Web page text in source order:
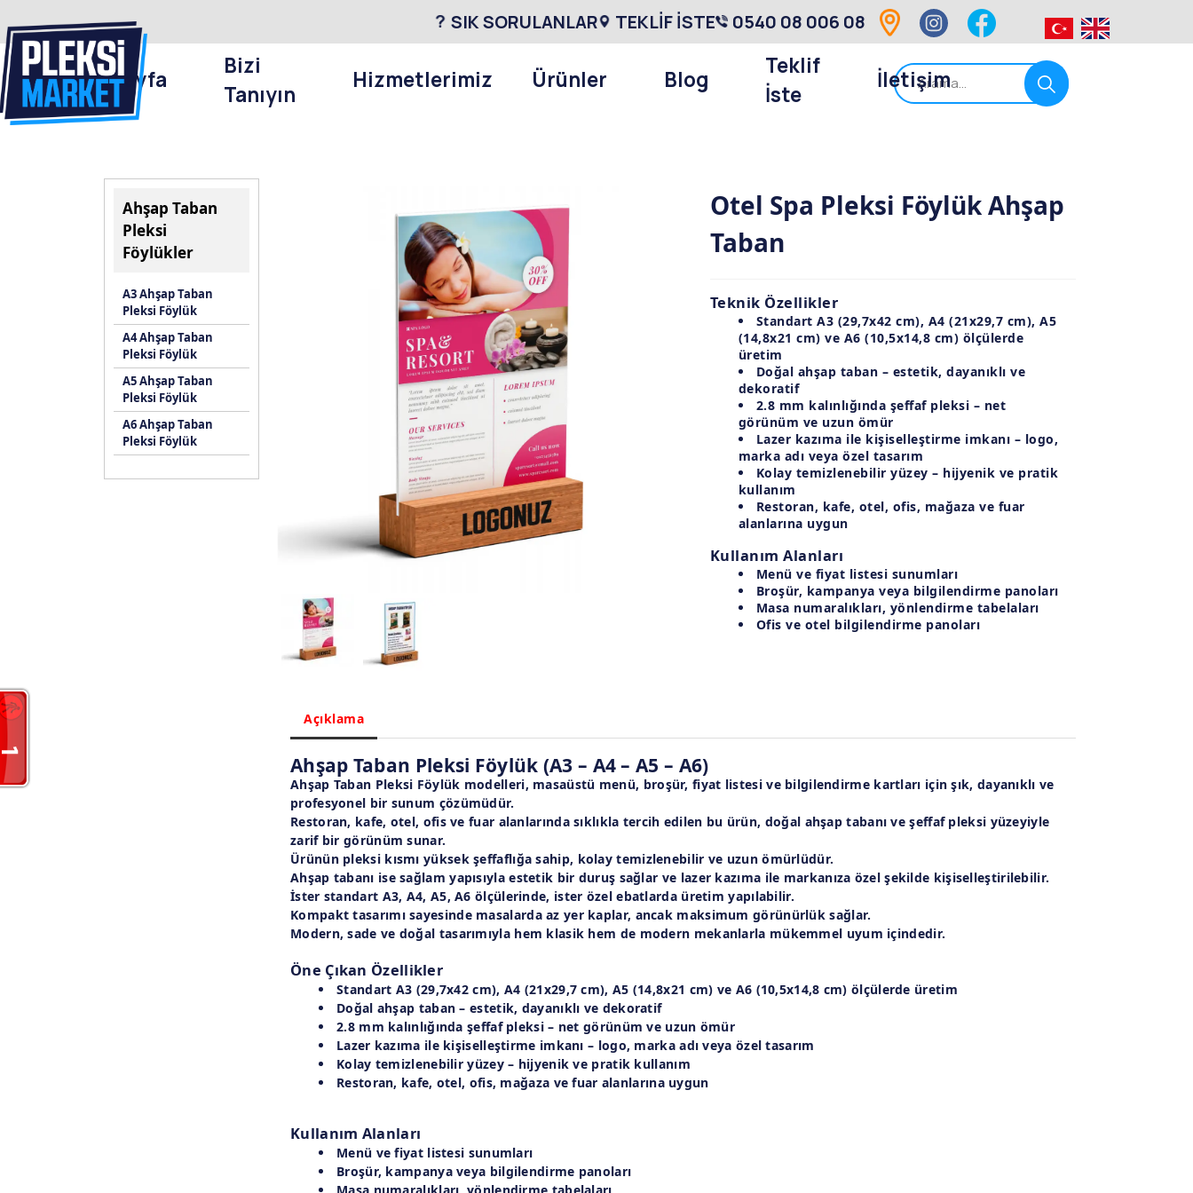
Ahşap Taban
Pleksi
Föylükler
A3 Ahşap Taban
Pleksi Föylük
A4 Ahşap Taban
Pleksi Föylük
A5 Ahşap Taban
Pleksi Föylük
A6 Ahşap Taban
Pleksi Föylük
Otel Spa Pleksi Föylük Ahşap
Taban
Teknik Özellikler
Standart A3 (29,7x42 cm), A4 (21x29,7 cm), A5
(14,8x21 cm) ve A6 (10,5x14,8 cm) ölçülerde
üretim
Doğal ahşap taban – estetik, dayanıklı ve
dekoratif
2.8 mm kalınlığında şeffaf pleksi – net
görünüm ve uzun ömür
Lazer kazıma ile kişiselleştirme imkanı – logo,
marka adı veya özel tasarım
Kolay temizlenebilir yüzey – hijyenik ve pratik
kullanım
Restoran, kafe, otel, ofis, mağaza ve fuar
alanlarına uygun
Kullanım Alanları
Menü ve fiyat listesi sunumları
Broşür, kampanya veya bilgilendirme panoları
Masa numaralıkları, yönlendirme tabelaları
Ofis ve otel bilgilendirme panoları
Açıklama
Ahşap Taban Pleksi Föylük (A3 – A4 – A5 – A6)
Ahşap Taban Pleksi Föylük modelleri, masaüstü menü, broşür, fiyat listesi ve bilgilendirme kartları için şık, dayanıklı ve
profesyonel bir sunum çözümüdür.
Restoran, kafe, otel, ofis ve fuar alanlarında sıklıkla tercih edilen bu ürün, doğal ahşap tabanı veşeffaf pleksi yüzeyiyle
zarif bir görünüm sunar.
Ürünün pleksi kısmı yüksek şeffaflığa sahip, kolay temizlenebilir ve uzun ömürlüdür.
Ahşap tabanı ise sağlam yapısıyla estetik bir duruş sağlar ve lazer kazıma ile markanıza özel şekilde kişiselleştirilebilir.
İster standart A3, A4, A5, A6 ölçülerinde, ister özel ebatlardaüretim yapılabilir.
Kompakt tasarımı sayesinde masalarda az yer kaplar, ancak maksimum görünürlük sağlar.
Modern, sade ve doğal tasarımıyla hem klasik hem de modern mekanlarla mükemmel uyum içindedir.
Öne Çıkan Özellikler
Standart A3 (29,7x42 cm), A4 (21x29,7 cm), A5 (14,8x21 cm) ve A6 (10,5x14,8 cm) ölçülerde üretim
Doğal ahşap taban – estetik, dayanıklı ve dekoratif
2.8 mm kalınlığında şeffaf pleksi– net görünüm ve uzun ömür
Lazer kazıma ile kişiselleştirme imkanı – logo, marka adı veya özel tasarım
Kolay temizlenebilir yüzey– hijyenik ve pratik kullanım
Restoran, kafe, otel, ofis, mağaza ve fuar alanlarına uygun
Kullanım Alanları
Menü ve fiyat listesi sunumları
Broşür, kampanya veya bilgilendirme panoları
Masa numaralıkları, yönlendirme tabelaları
SIK SORULANLAR TEKLİF İSTE 0540 08 006 08
Anasayfa
Bizi
Tanıyın
Hizmetlerimiz Ürünler Blog
Teklif
İste
İletişim